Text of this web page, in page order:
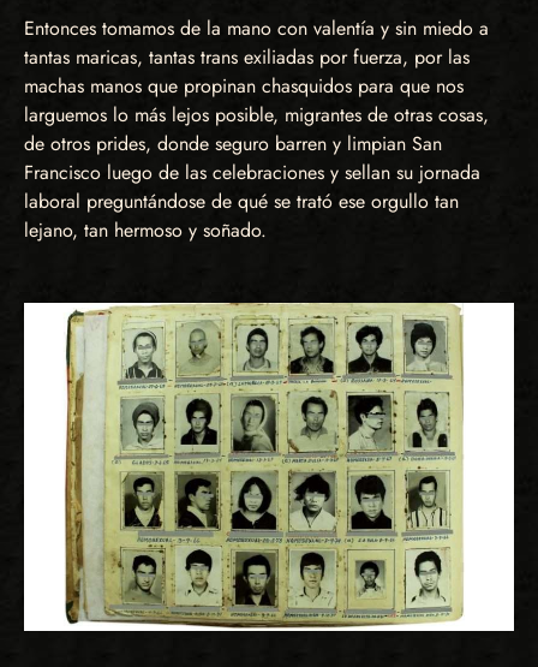
Entonces tomamos de la mano con valentía y sin miedo a
tantas maricas, tantas trans exiliadas por fuerza, por las
machas manos que propinan chasquidos para que nos
larguemos lo más lejos posible, migrantes de otras cosas,
de otros prides, donde seguro barren y limpian San
Francisco luego de las celebraciones y sellan su jornada
laboral preguntándose de qué se trató ese orgullo tan
lejano, tan hermoso y soñado.